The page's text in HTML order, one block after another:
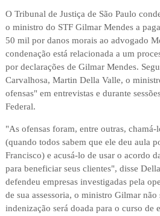
O Tribunal de Justiça de São Paulo
o ministro do STF Gilmar Mendes a
50 mil por danos morais ao advogado
condenação está relacionada a um
por declarações de Gilmar Mendes.
Carvalhosa, Martin Della Valle, o
ofensas" em entrevistas e durante
Federal.
"As ofensas foram, entre outras,
(quando todos sabem que ele deu aula
Francisco) e acusá-lo de usar o acordo
para beneficiar seus clientes", disse
defendeu empresas investigadas pela
de sua assessoria, o ministro Gilmar não
indenização será doada para o curso de